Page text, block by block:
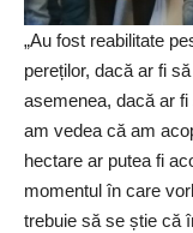
„Au fost reabilitate
pereților, dacă ar fi
asemenea, dacă ar
am vedea că am
hectare ar putea fi
momentul în care
trebuie să se știe că